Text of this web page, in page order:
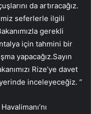
da artıracağız.
seferlerle ilgili
gerekli
için tahmini bir
yapacağız.Sayın
Rize’ye davet
inceleyeceğiz. “